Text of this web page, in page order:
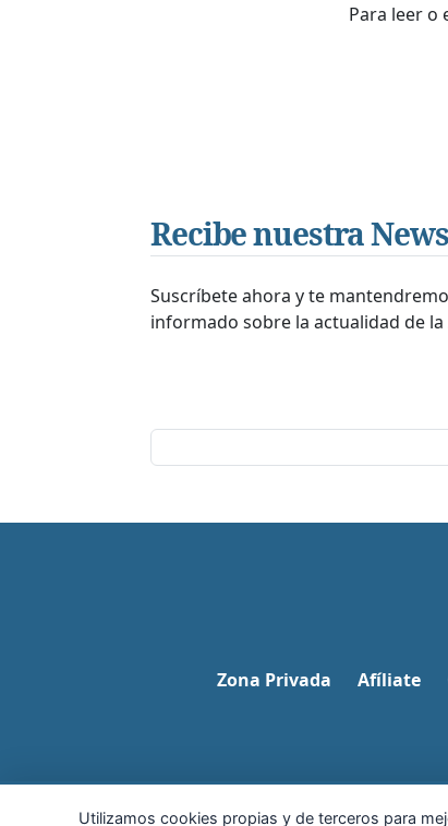
Para leer o
Recibe nuestra
Suscríbete ahora y te
informado sobre la actualidad de la
Zona Privada Afíliate
Utilizamos cookies propias y de terceros para